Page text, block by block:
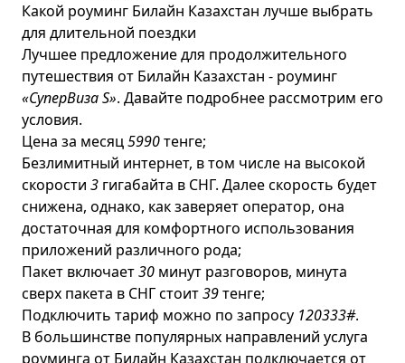
Какой роуминг Билайн Казахстан лучше выбрать
для длительной поездки
Лучшее предложение для продолжительного
путешествия от Билайн Казахстан - роуминг
«СуперВиза S». Давайте подробнее рассмотрим его
условия.
Цена за месяц5990тенге;
Безлимитный интернет, в том числе на высокой
скорости 3 гигабайта в СНГ. Далее скорость будет
снижена, однако, как заверяет оператор, она
достаточная для комфортного использования
приложений различного рода;
Пакет включает30 минут разговоров, минута
сверх пакета в СНГ стоит39тенге;
Подключить тариф можно по запросу 120333#.
В большинстве популярных направлений услуга
роуминга от Билайн Казахстан подключается от